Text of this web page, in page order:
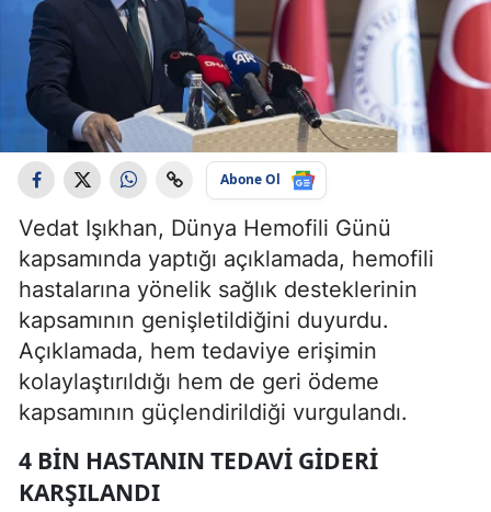
Abone Ol
Vedat Işıkhan, Dünya Hemofili Günü
kapsamında yaptığı açıklamada, hemofili
hastalarına yönelik sağlık desteklerinin
kapsamının genişletildiğini duyurdu.
Açıklamada, hem tedaviye erişimin
kolaylaştırıldığı hem de geri ödeme
kapsamının güçlendirildiği vurgulandı.
4 BIN HASTANIN TEDAVI GIDERI
KARŞILANDI